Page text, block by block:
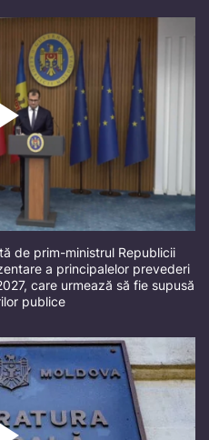
de prim-ministrul Republicii
a principalelor prevederi
care urmează să fie supusă
publice